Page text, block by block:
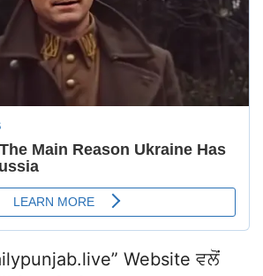
Website ਵਲੋਂ